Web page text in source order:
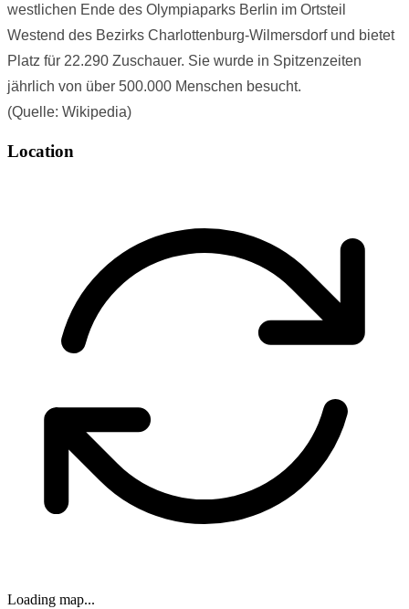
westlichen Ende des Olympiaparks Berlin im Ortsteil
Westend des Bezirks Charlottenburg-Wilmersdorf und bietet
Platz für 22.290 Zuschauer. Sie wurde in Spitzenzeiten
jährlich von über 500.000 Menschen besucht.
(Quelle: Wikipedia)
Location
Loading map...